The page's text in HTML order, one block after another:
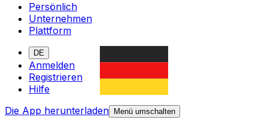
Persönlich
Unternehmen
Plattform
DE
Anmelden
Registrieren
Hilfe
Die App herunterladen
Menü umschalten